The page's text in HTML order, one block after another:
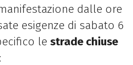
dalle ore
esigenze di sabato 6
le strade chiuse